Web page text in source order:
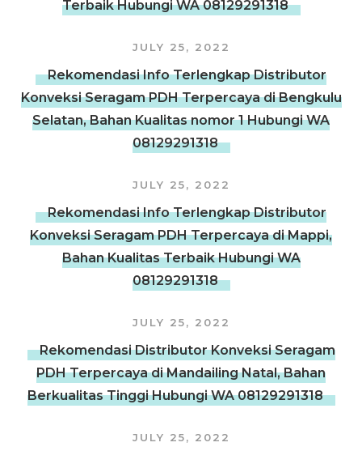
Terbaik Hubungi WA 08129291318
JULY 25, 2022
Rekomendasi Info Terlengkap Distributor
Konveksi Seragam PDH Terpercaya di Bengkulu
Selatan, Bahan Kualitas nomor 1 Hubungi WA
08129291318
JULY 25, 2022
Rekomendasi Info Terlengkap Distributor
Konveksi Seragam PDH Terpercaya di Mappi,
Bahan Kualitas Terbaik Hubungi WA
08129291318
JULY 25, 2022
Rekomendasi Distributor Konveksi Seragam
PDH Terpercaya di Mandailing Natal, Bahan
Berkualitas Tinggi Hubungi WA 08129291318
JULY 25, 2022